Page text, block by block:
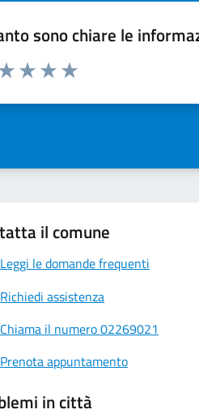
sono chiare le
da 1 a 5 stelle la pagina
il comune
Leggi le domande frequenti
Richiedi assistenza
Chiama il numero 02269021
Prenota appuntamento
in città